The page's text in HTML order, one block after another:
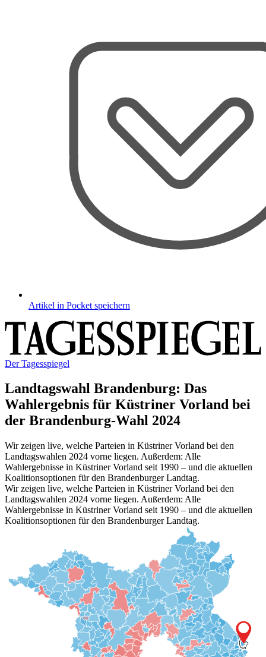
Artikel in Pocket speichern
Der Tagesspiegel
Landtagswahl Brandenburg: Das
Wahlergebnis für Küstriner Vorland bei
der Brandenburg-Wahl 2024
Wir zeigen live, welche Parteien in Küstriner Vorland bei den
Landtagswahlen 2024 vorne liegen. Außerdem: Alle
Wahlergebnisse in Küstriner Vorland seit 1990 – und die aktuellen
Koalitionsoptionen für den Brandenburger Landtag.
Wir zeigen live, welche Parteien in Küstriner Vorland bei den
Landtagswahlen 2024 vorne liegen. Außerdem: Alle
Wahlergebnisse in Küstriner Vorland seit 1990 – und die aktuellen
Koalitionsoptionen für den Brandenburger Landtag.